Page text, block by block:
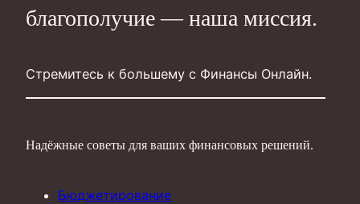
благополучие — наша миссия.
Стремитесь к большему с Финансы Онлайн.
Надёжные советы для ваших финансовых решений.
Бюджетирование